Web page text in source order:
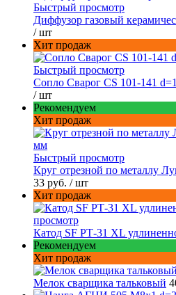
Быстрый просмотр
Диффузор газовый
/ шт
Хит продаж
Быстрый просмотр
Сопло Сварог CS 101-141
/ шт
Рекомендуем
Хит продаж
Быстрый просмотр
Круг отрезной по металлу
33 руб. / шт
Хит продаж
просмотр
Катод SF РТ-31 XL
Рекомендуем
Хит продаж
Мелок сварщика тальковый